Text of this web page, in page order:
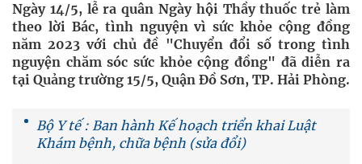
Ngày 14/5, lễ ra quân Ngày hội Thầy thuốc trẻ làm
theo lời Bác, tình nguyện vì sức khỏe cộng đồng
năm 2023 với chủ đề "Chuyển đổi số trong tình
nguyện chăm sóc sức khỏe cộng đồng" đã diễn ra
tại Quảng trường 15/5, Quận Đồ Sơn, TP. Hải Phòng.
Bộ Y tế : Ban hành Kế hoạch triển khai Luật
Khám bệnh, chữa bệnh (sửa đổi)